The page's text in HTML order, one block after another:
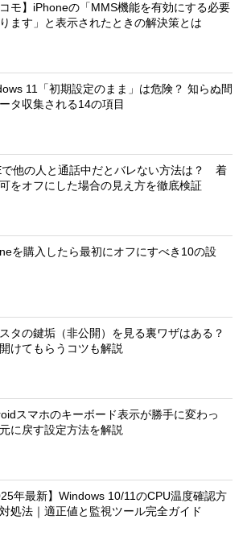
コモ】iPhoneの「MMS機能を有効にする必要
ます」と表示されたときの解決策とは
11「初期設定のまま」は危険？ 知らぬ間
タ収集される14の項目
で他の人と通話中だとバレない方法は？ 着
をオフにした場合の見え方を徹底検証
を購入したら最初にオフにすべき10の設
タの鍵垢（非公開）を見る裏ワザはある？
けてもらうコツも解説
スマホのキーボード表示が勝手に変わっ
に戻す設定方法を解説
年最新】Windows 10/11のCPU温度確認方
処法｜適正値と監視ツール完全ガイド